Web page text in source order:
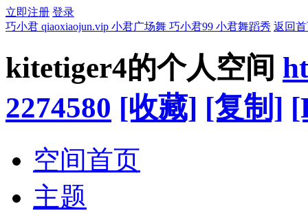
立即注册 登录
巧小君 qiaoxiaojun.vip 小君广场舞 巧小君99 小君舞蹈秀 返回
kitetiger4的个人空间
2274580 [收藏] [复制]
空间首页
主题